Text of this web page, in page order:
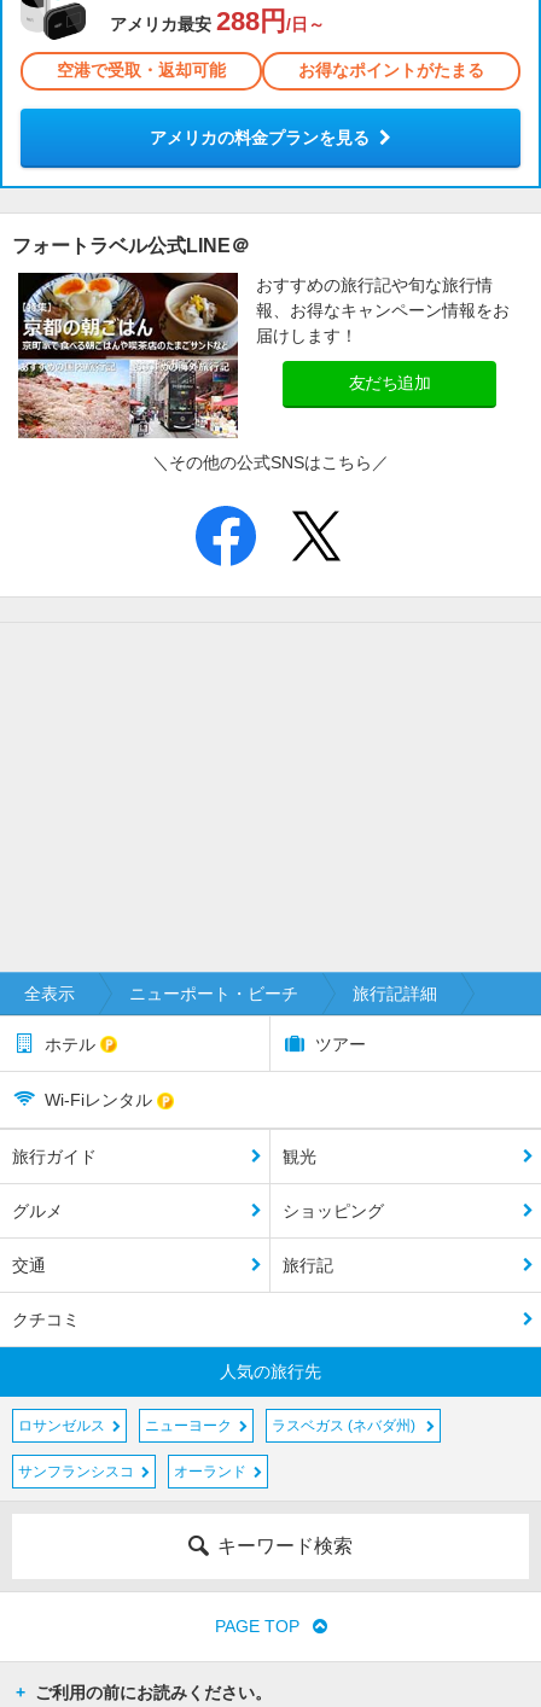
アメリカ最安 288円 /日～
空港で受取・返却可能 お得なポイントがたまる
アメリカの料金プランを見る
フォートラベル公式LINE＠
おすすめの旅行記や旬な旅行情
報、お得なキャンペーン情報をお
届けします！
友だち追加
＼その他の公式SNSはこちら／
全表示 ニューポート・ビーチ 旅行記詳細
ホテル ツアー
Wi-Fiレンタル
旅行ガイド 観光
グルメ ショッピング
交通 旅行記
クチコミ
人気の旅行先
ロサンゼルス ニューヨーク ラスベガス (ネバダ州)
サンフランシスコ オーランド
キーワード検索
PAGE TOP
ご利用の前にお読みください。